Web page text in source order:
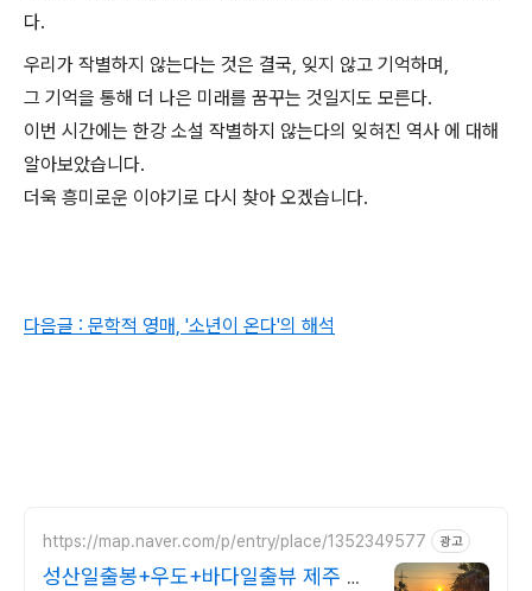
다.
우리가 작별하지 않는다는 것은 결국, 잊지 않고 기억하며,
그 기억을 통해 더 나은 미래를 꿈꾸는 것일지도 모른다.
이번 시간에는 한강 소설 작별하지 않는다의 잊혀진 역사 에 대해
알아보았습니다.
더욱 흥미로운 이야기로 다시 찾아 오겠습니다.
다음글 : 문학적 영매, '소년이 온다'의 해석
https://map.naver.com/p/entry/place/1352349577 광고
성산일출봉+우도+바다일출뷰 제주 속